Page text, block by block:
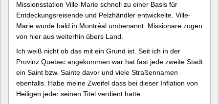
Missionsstation Ville-Marie schnell zu einer Basis für
Entdeckungsreisende und Pelzhändler entwickelte. Ville-
Marie wurde bald in Montréal umbenannt. Missionare zogen
von hier aus weiterhin übers Land.
Ich weiß nicht ob das mit ein Grund ist. Seit ich in der
Provinz Quebec angekommen war hat fast jede zweite Stadt
ein Saint bzw. Sainte davor und viele Straßennamen
ebenfalls. Habe meine Zweifel dass bei dieser Inflation von
Heiligen jeder seinen Titel verdient hatte.